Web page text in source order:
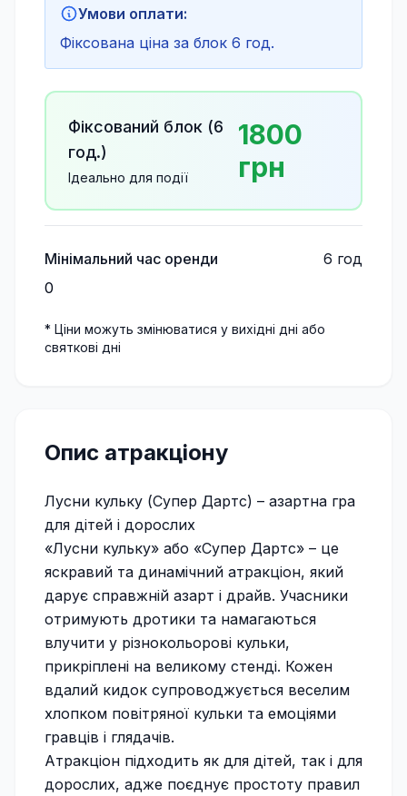
Умови оплати:
Фіксована ціна за блок 6 год.
Фіксований блок (6
год.)
Ідеально для події
1800
грн
Мінімальний час оренди 6 год
0
* Ціни можуть змінюватися у вихідні дні або
святкові дні
Опис атракціону
Лусни кульку (Супер Дартс) – азартна гра
для дітей і дорослих
«Лусни кульку» або «Супер Дартс» – це
яскравий та динамічний атракціон, який
дарує справжній азарт і драйв. Учасники
отримують дротики та намагаються
влучити у різнокольорові кульки,
прикріплені на великому стенді. Кожен
вдалий кидок супроводжується веселим
хлопком повітряної кульки та емоціями
гравців і глядачів.
Атракціон підходить як для дітей, так і для
дорослих, адже поєднує простоту правил